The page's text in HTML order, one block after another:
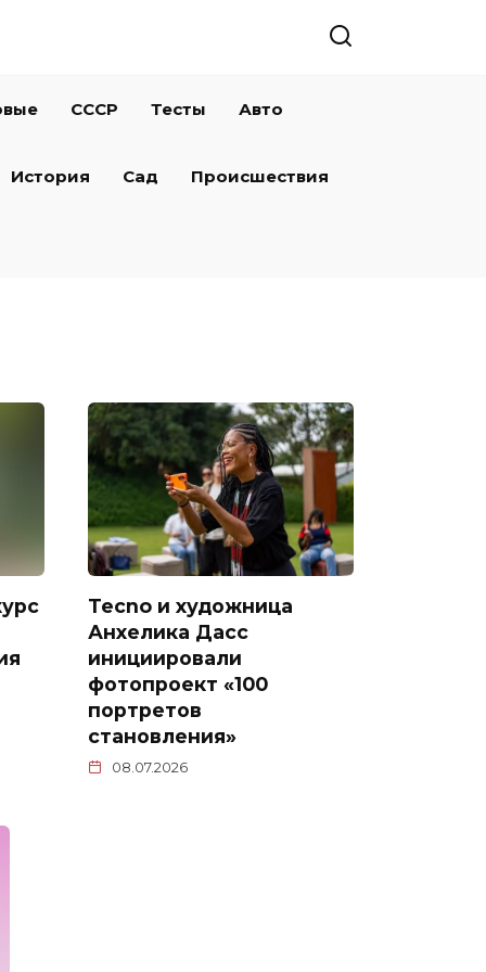
СССР Тесты Авто
История Сад Происшествия
Tecno и художница
Анхелика Дасс
инициировали
фотопроект «100
портретов
становления»
08.07.2026